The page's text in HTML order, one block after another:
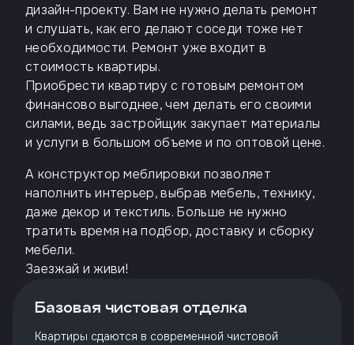
дизайн-проекту. Вам не нужно делать ремонт
и слушать, как его делают соседи тоже нет
необходимости. Ремонт уже входит в
стоимость квартиры.
Приобрести квартиру с готовым ремонтом
финансово выгоднее, чем делать его своими
силами, ведь застройщик закупает материалы
и услуги в большом объеме и по оптовой цене.
А конструктор меблировки позволяет
наполнить интерьер, выбрав мебель, технику,
даже декор и текстиль. Больше не нужно
тратить время на подбор, доставку и сборку
мебели.
Заезжай и живи!
Базовая чистовая отделка
Квартиры сдаются в современной чистовой